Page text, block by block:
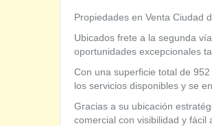
Propiedades en Venta Ciudad
Ubicados frete a la segunda
oportunidades excepcionales
Con una superficie total de
los servicios disponibles y se
Gracias a su ubicación
comercial con visibilidad y fácil